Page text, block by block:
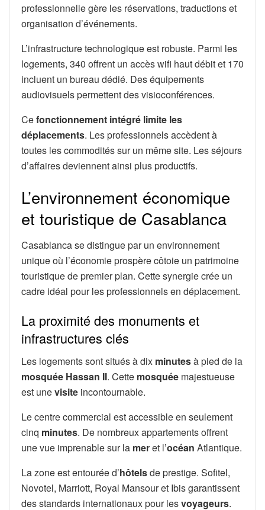
professionnelle gère les réservations, traductions et
organisation d’événements.
L’infrastructure technologique est robuste. Parmi les
logements, 340 offrent un accès wifi haut débit et 170
incluent un bureau dédié. Des équipements
audiovisuels permettent des visioconférences.
Cefonctionnement intégré limite les
déplacements. Les professionnels accèdent à
toutes les commodités sur un même site. Les séjours
d’affaires deviennent ainsi plus productifs.
L’environnement économique
et touristique de Casablanca
Casablanca se distingue par un environnement
unique où l’économie prospère côtoie un patrimoine
touristique de premier plan. Cette synergie crée un
cadre idéal pour les professionnels en déplacement.
La proximité des monuments et
infrastructures clés
Les logements sont situés à dix minutesà pied de la
mosquée Hassan II. Cette mosquée majestueuse
est unevisite incontournable.
Le centre commercial est accessible en seulement
cinq minutes. De nombreux appartements offrent
une vue imprenable sur la meret l’océan Atlantique.
La zone est entourée d’hôtelsde prestige. Sofitel,
Novotel, Marriott, Royal Mansour et Ibis garantissent
des standards internationaux pour lesvoyageurs.